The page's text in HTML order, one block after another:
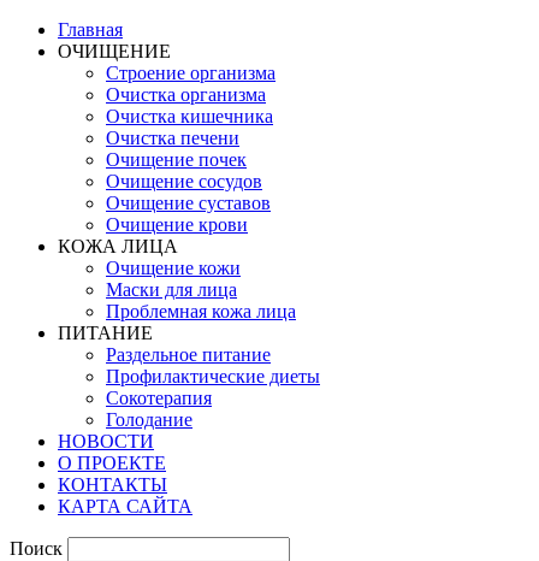
Главная
ОЧИЩЕНИЕ
Строение организма
Очистка организма
Очистка кишечника
Очистка печени
Очищение почек
Очищение сосудов
Очищение суставов
Очищение крови
КОЖА ЛИЦА
Очищение кожи
Маски для лица
Проблемная кожа лица
ПИТАНИЕ
Раздельное питание
Профилактические диеты
Сокотерапия
Голодание
НОВОСТИ
О ПРОЕКТЕ
КОНТАКТЫ
КАРТА САЙТА
Поиск